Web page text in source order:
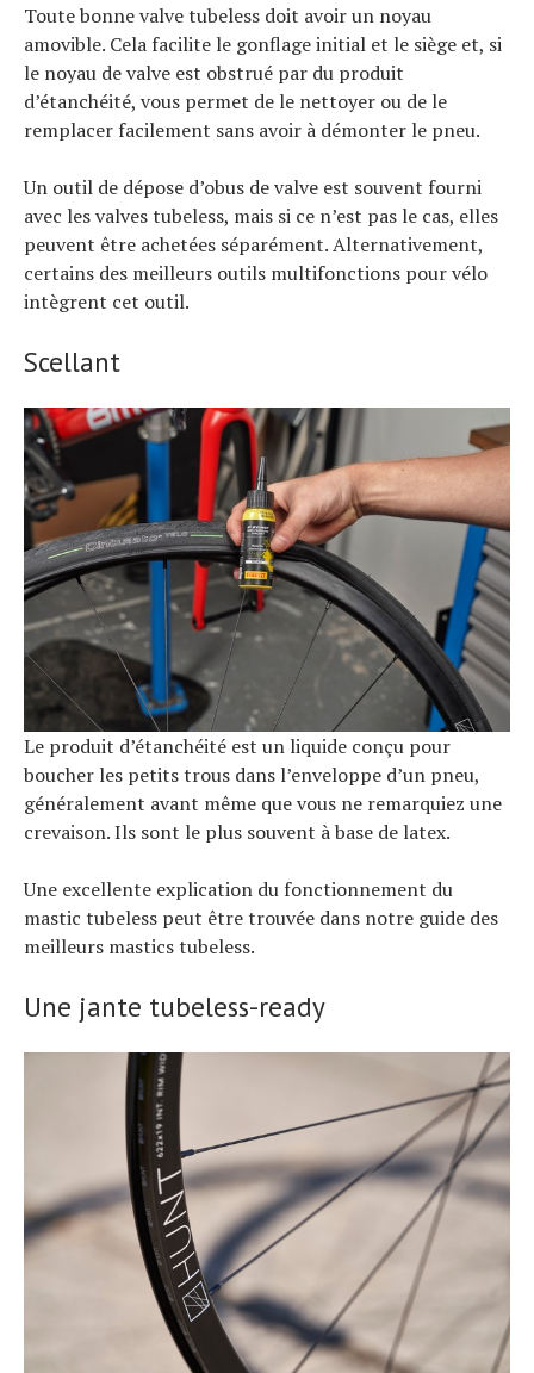
Toute bonne valve tubeless doit avoir un noyau
amovible. Cela facilite le gonflage initial et le siège et, si
le noyau de valve est obstrué par du produit
d’étanchéité, vous permet de le nettoyer ou de le
remplacer facilement sans avoir à démonter le pneu.
Un outil de dépose d’obus de valve est souvent fourni
avec les valves tubeless, mais si ce n’est pas le cas, elles
peuvent être achetées séparément. Alternativement,
certains des meilleurs outils multifonctions pour vélo
intègrent cet outil.
Scellant
Le produit d’étanchéité est un liquide conçu pour
boucher les petits trous dans l’enveloppe d’un pneu,
généralement avant même que vous ne remarquiez une
crevaison. Ils sont le plus souvent à base de latex.
Une excellente explication du fonctionnement du
mastic tubeless peut être trouvée dans notre guide des
meilleurs mastics tubeless.
Une jante tubeless-ready